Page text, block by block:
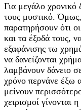
Για μεγάλο χρονικό
τους μυστικό.
παρατηρήσουν ότι
και τα έξοδά τους,
εξαφάνισης τω
να δανείζονται
λαμβάνουν δάνειο
χρόνο περνάνε έξω
μείνουν
χειρισμοί